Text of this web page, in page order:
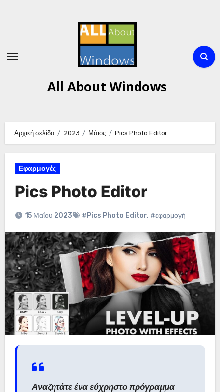
All About Windows
Αρχική σελίδα 2023 Μάιος Pics Photo Editor
Εφαρμογές
Pics Photo Editor
15 Μαΐου 2023 #Pics Photo Editor, #εφαρμογή
Αναζητάτε ένα εύχρηστο πρόγραμμα